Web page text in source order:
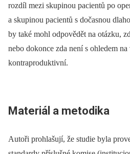
rozdíl mezi skupinou pacientů po
a skupinou pacientů s dočasnou
by také mohl odpovědět na otázku,
nebo dokonce zda není s ohledem
kontraproduktivní.
Materiál a metodika
Autoři prohlašují, že studie byla